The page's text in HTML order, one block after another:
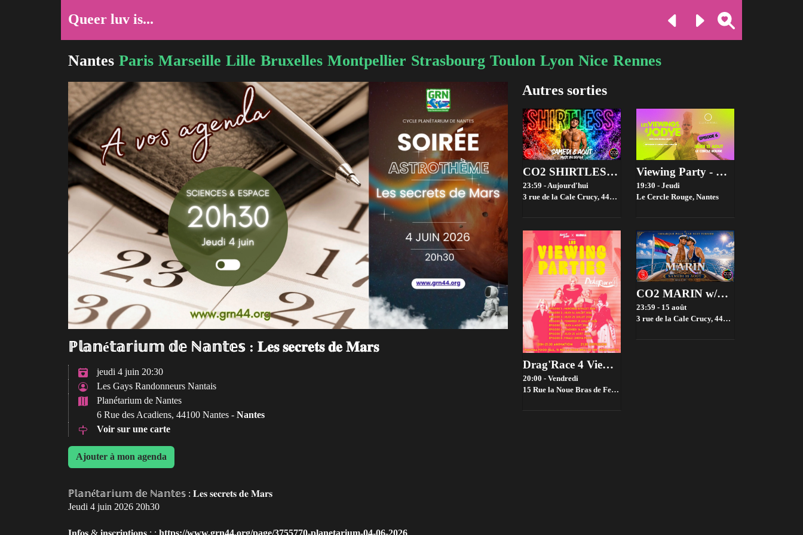
Queer luv is...
Nantes Paris Marseille Lille Bruxelles Montpellier Strasbourg Toulon Lyon Nice Rennes
ℙ𝕝𝕒𝕟é𝕥𝕒𝕣𝕚𝕦𝕞 𝕕𝕖 ℕ𝕒𝕟𝕥𝕖𝕤 : 𝐋𝐞𝐬 𝐬𝐞𝐜𝐫𝐞𝐭𝐬 𝐝𝐞 𝐌𝐚𝐫𝐬
jeudi 4 juin 20:30
Les Gays Randonneurs Nantais
Planétarium de Nantes
6 Rue des Acadiens, 44100 Nantes - Nantes
Voir sur une carte
Ajouter à mon agenda
ℙ𝕝𝕒𝕟é𝕥𝕒𝕣𝕚𝕦𝕞 𝕕𝕖 ℕ𝕒𝕟𝕥𝕖𝕤 : 𝐋𝐞𝐬 𝐬𝐞𝐜𝐫𝐞𝐭𝐬 𝐝𝐞 𝐌𝐚𝐫𝐬
Jeudi 4 juin 2026 20h30
𝐈𝐧𝐟𝐨𝐬 & 𝐢𝐧𝐬𝐜𝐫𝐢𝐩𝐭𝐢𝐨𝐧𝐬 : : https://www.grn44.org/page/3755770-planetarium-04-06-2026
Autres sorties
CO2 SHIRTLESS w/Defra
23:59 - Aujourd'hui
3 rue de la Cale Crucy, 44100 Nantes, France,
Nantes
Viewing Party - Drag race france Saison 4 - Episode 6
19:30 - Jeudi
Le Cercle Rouge, Nantes
Drag'Race 4 Viewing parties par House of drama 👑✨
20:00 - Vendredi
15 Rue la Noue Bras de Fer, 44200 Nantes, France,
CO2 MARIN w/Vince
23:59 - 15 août
3 rue de la Cale Crucy, 44100 Nantes, France,